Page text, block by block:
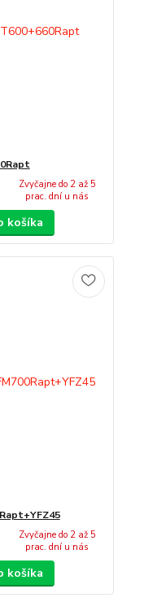
Zvyčajne do 2 až 5
prac. dní u nás
košíka
Zvyčajne do 2 až 5
prac. dní u nás
košíka